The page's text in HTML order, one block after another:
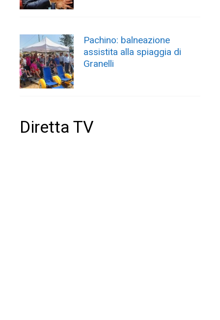
Pachino: balneazione
assistita alla spiaggia di
Granelli
Diretta TV